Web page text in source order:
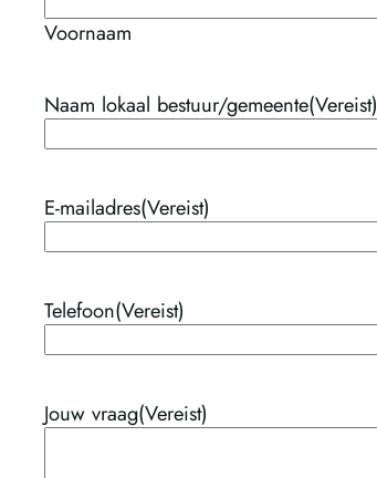
Voornaam
Naam lokaal bestuur/gemeente(Vereist)
E-mailadres(Vereist)
Telefoon(Vereist)
Jouw vraag(Vereist)